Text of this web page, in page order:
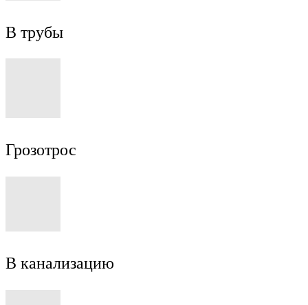
В трубы
Грозотрос
В канализацию